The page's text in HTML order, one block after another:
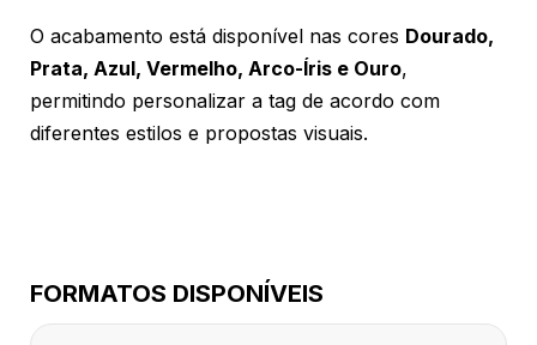
O acabamento está disponível nas cores Dourado,
Prata, Azul, Vermelho, Arco-Íris e Ouro,
permitindo personalizar a tag de acordo com
diferentes estilos e propostas visuais.
FORMATOS DISPONÍVEIS